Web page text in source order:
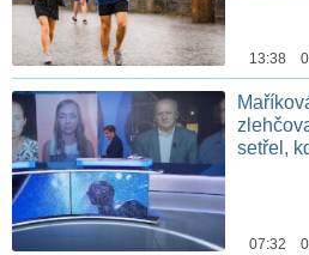
13:38
setřel,
07:32